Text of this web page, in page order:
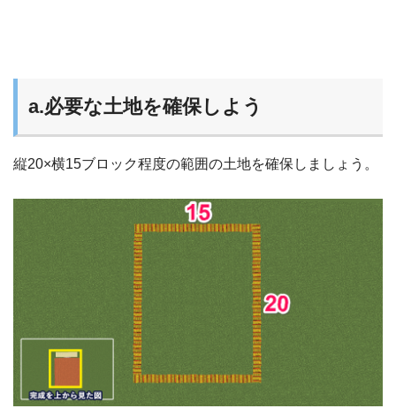
a.必要な土地を確保しよう
縦20×横15ブロック程度の範囲の土地を確保しましょう。